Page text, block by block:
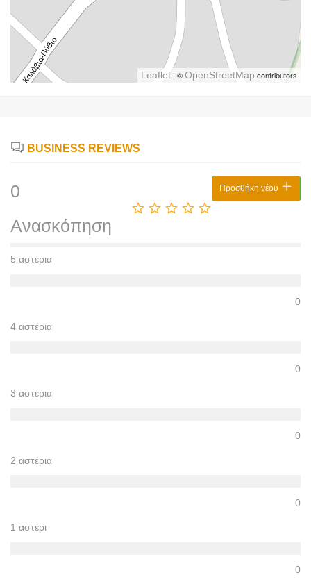
Leaflet | ©OpenStreetMap contributors
BUSINESS REVIEWS
0
Ανασκόπηση
Προσθήκη νέου
5 αστέρια
0
4 αστέρια
0
3 αστέρια
0
2 αστέρια
0
1 αστέρι
0